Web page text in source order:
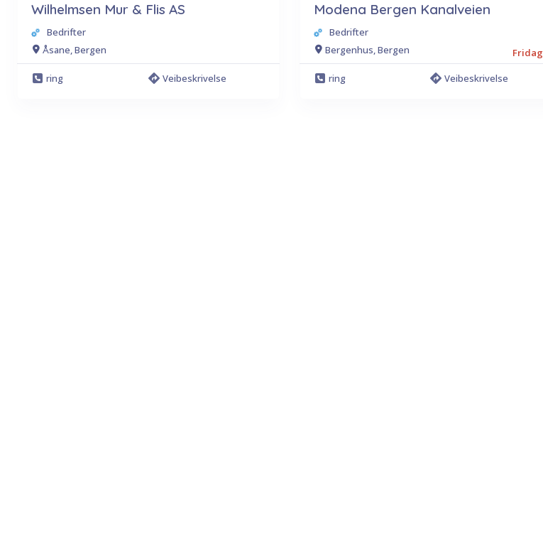
Wilhelmsen Mur & Flis AS
Bedrifter
Åsane, Bergen
ring Veibeskrivelse
Modena Bergen Kanalveien
Bedrifter
Bergenhus, Bergen
Fridag
ring
Veibeskrivelse